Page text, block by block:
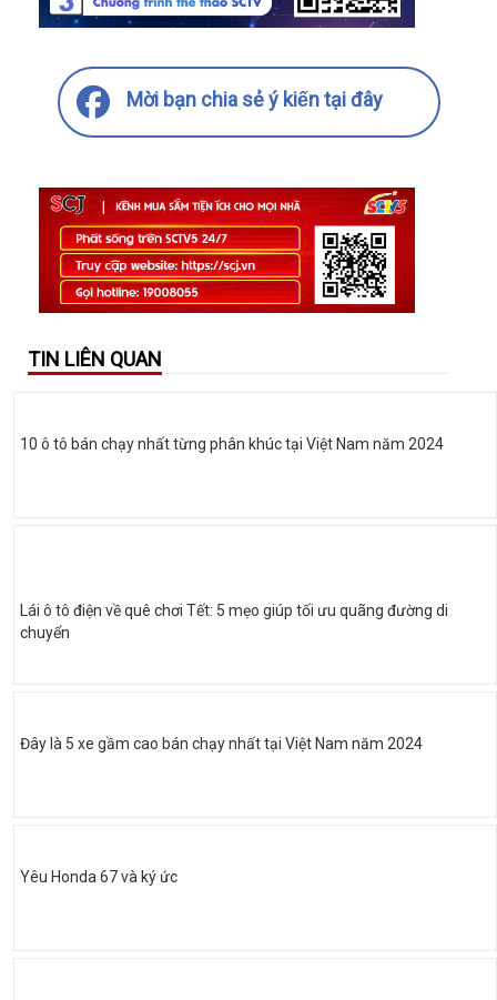
Mời bạn chia sẻ ý kiến tại đây
TIN LIÊN QUAN
10 ô tô bán chạy nhất từng phân khúc tại Việt Nam năm 2024
Lái ô tô điện về quê chơi Tết: 5 mẹo giúp tối ưu quãng đường di
chuyển
Đây là 5 xe gầm cao bán chạy nhất tại Việt Nam năm 2024
Yêu Honda 67 và ký ức